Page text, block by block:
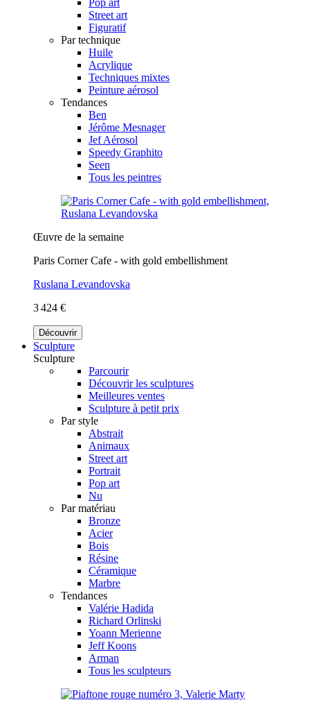
Street art
Figuratif
Par technique
Huile
Acrylique
Techniques mixtes
Peinture aérosol
Tendances
Ben
Jérôme Mesnager
Jef Aérosol
Speedy Graphito
Seen
Tous les peintres
Œuvre de la semaine
Paris Corner Cafe - with gold embellishment
Ruslana Levandovska
3 424 €
Découvrir
Sculpture
Sculpture
Parcourir
Découvrir les sculptures
Meilleures ventes
Sculpture à petit prix
Par style
Abstrait
Animaux
Street art
Portrait
Pop art
Nu
Par matériau
Bronze
Acier
Bois
Résine
Céramique
Marbre
Tendances
Valérie Hadida
Richard Orlinski
Yoann Merienne
Jeff Koons
Arman
Tous les sculpteurs